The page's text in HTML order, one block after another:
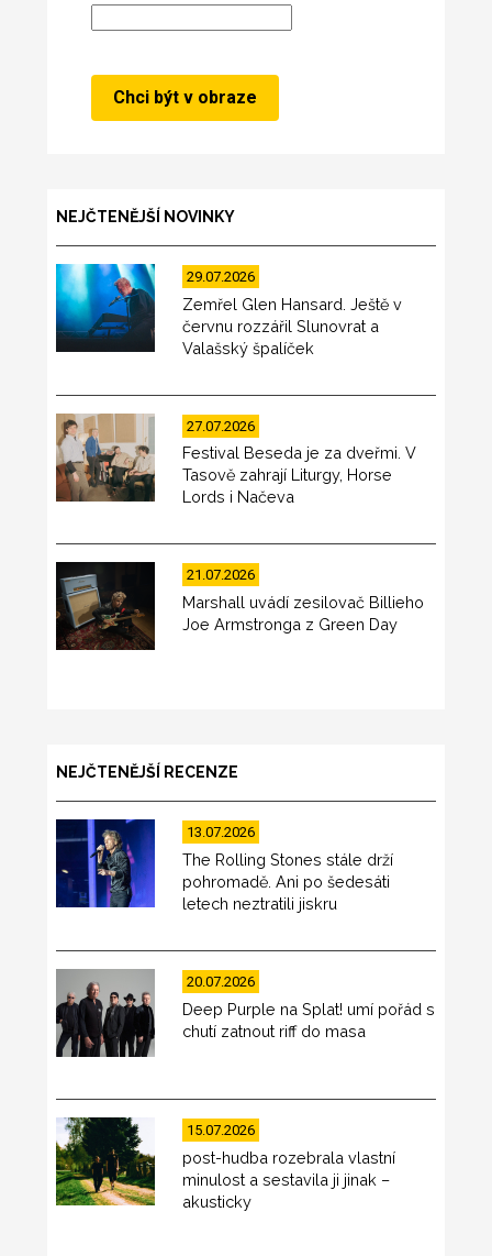
NEJČTENĚJŠÍ NOVINKY
29.07.2026
Zemřel Glen Hansard. Ještě v
červnu rozzářil Slunovrat a
Valašský špalíček
27.07.2026
Festival Beseda je za dveřmi. V
Tasově zahrají Liturgy, Horse
Lords i Načeva
21.07.2026
Marshall uvádí zesilovač Billieho
Joe Armstronga z Green Day
NEJČTENĚJŠÍ RECENZE
13.07.2026
The Rolling Stones stále drží
pohromadě. Ani po šedesáti
letech neztratili jiskru
20.07.2026
Deep Purple na Splat! umí pořád s
chutí zatnout riff do masa
15.07.2026
post-hudba rozebrala vlastní
minulost a sestavila ji jinak –
akusticky